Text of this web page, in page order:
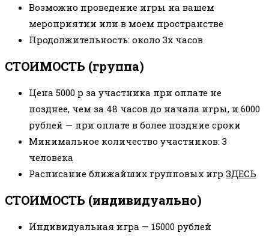
Возможно проведение игры на вашем
мероприятии или в моем пространстве
Продолжительность: около 3х часов
СТОИМОСТЬ (группа)​
Цена 5000 р за участника при оплате не
позднее, чем за 48 часов до начала игры, и 6000
рублей — при оплате в более поздние сроки
Минимальное количество участников: 3
человека
Расписание ближайших групповых игр ЗДЕСЬ
СТОИМОСТЬ (индивидуально)
Индивидуальная игра — 15000 рублей